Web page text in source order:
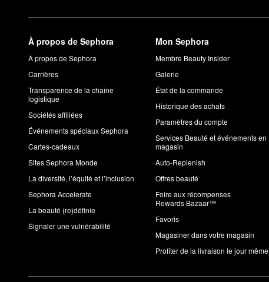
À propos de Sephora
À propos de Sephora
Carrières
Transparence de la chaîne
logistique
Sociétés affiliées
Événements spéciaux Sephora
Cartes-cadeaux
Sites Sephora Monde
La diversité, l’équité et l’inclusion
Sephora Accelerate
La beauté (re)définie
Signaler une vulnérabilité
Mon Sephora
Membre Beauty Insider
Galerie
État de la commande
Historique des achats
Paramètres du compte
Services Beauté et événements en
magasin
Auto-Replenish
Offres beauté
Foire aux récompenses
Rewards Bazaar™
Favoris
Magasiner dans votre magasin
Profiter de la livraison le jour même